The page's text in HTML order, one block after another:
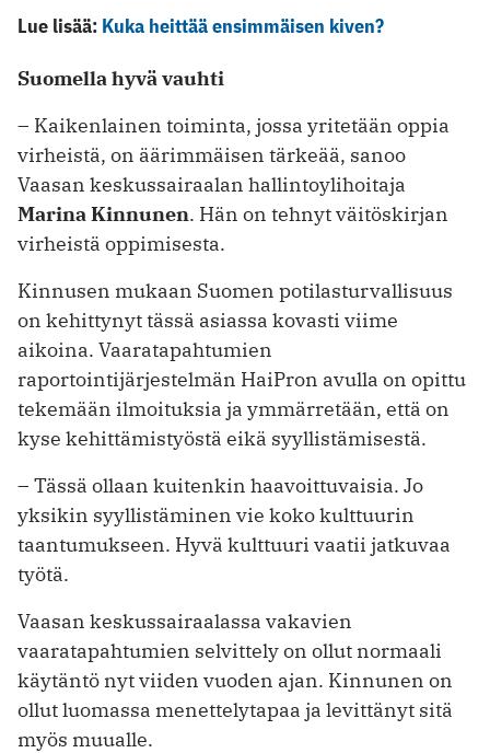
Lue lisää: Kuka heittää ensimmäisen kiven?
Suomella hyvä vauhti
– Kaikenlainen toiminta, jossa yritetään oppia
virheistä, on äärimmäisen tärkeää, sanoo
Vaasan keskussairaalan hallintoylihoitaja
Marina Kinnunen. Hän on tehnyt väitöskirjan
virheistä oppimisesta.
Kinnusen mukaan Suomen potilasturvallisuus
on kehittynyt tässä asiassa kovasti viime
aikoina. Vaaratapahtumien
raportointijärjestelmän HaiPron avulla on opittu
tekemään ilmoituksia ja ymmärretään, että on
kyse kehittämistyöstä eikä syyllistämisestä.
– Tässä ollaan kuitenkin haavoittuvaisia. Jo
yksikin syyllistäminen vie koko kulttuurin
taantumukseen. Hyvä kulttuuri vaatii jatkuvaa
työtä.
Vaasan keskussairaalassa vakavien
vaaratapahtumien selvittely on ollut normaali
käytäntö nyt viiden vuoden ajan. Kinnunen on
ollut luomassa menettelytapaa ja levittänyt sitä
myös muualle.